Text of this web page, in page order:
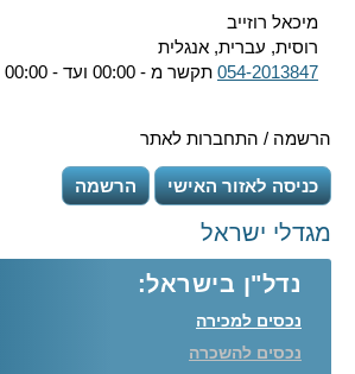
מיכאל רוזייב
רוסית, עברית, אנגלית
054-2013847 תקשר מ - 00:00 ועד - 00:00
הרשמה / התחברות לאתר
כניסה לאזור האישי הרשמה
מגדלי ישראל
נדל"ן בישראל:
נכסים למכירה
נכסים להשכרה